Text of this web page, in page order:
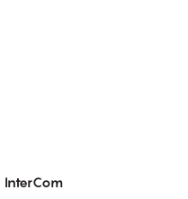
InterCom